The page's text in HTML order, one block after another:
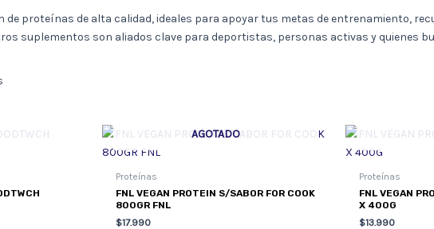
de proteínas de alta calidad, ideales para apoyar tus metas de entrenamiento,
suplementos son aliados clave para deportistas, personas activas y quienes
AGOTADO
Proteínas
FNL VEGAN PROTEIN S/SABOR FOR COOK
800GR FNL
$17.990
Proteínas
FNL VEGAN
X 400G
$13.990